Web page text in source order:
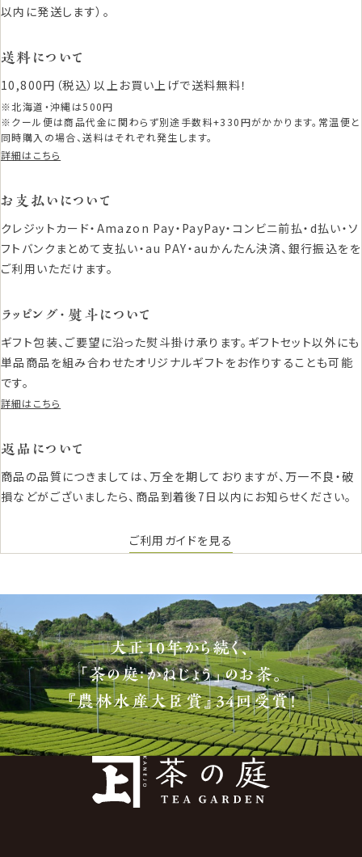
以内に発送します）。
送料について
10,800円（税込）以上お買い上げで送料無料！
※北海道・沖縄は500円
※クール便は商品代金に関わらず別途手数料+330円がかかります。常温便と
同時購入の場合、送料はそれぞれ発生します。
詳細はこちら
お支払いについて
クレジットカード・Amazon Pay・PayPay・コンビニ前払・d払い・ソ
フトバンクまとめて支払い・au PAY・auかんたん決済、銀行振込をを
ご利用いただけます。
ラッピング・熨斗について
ギフト包装、ご要望に沿った熨斗掛け承ります。ギフトセット以外にも
単品商品を組み合わせたオリジナルギフトをお作りすることも可能
です。
詳細はこちら
返品について
商品の品質につきましては、万全を期しておりますが、万一不良・破
損などがございましたら、商品到着後7日以内にお知らせください。
ご利用ガイドを見る
大正10年から続く、
「茶の庭：かねじょう」のお茶。
『農林水産大臣賞』34回受賞！